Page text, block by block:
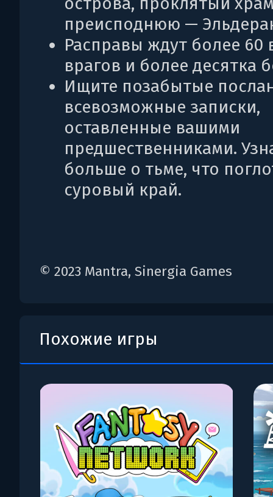
преисподнюю —
Расправы ждут более 60
врагов и более десятка
Ищите позабытые
всевозможные записки,
оставленные вашими
предшественниками.
больше о тьме, что
суровый край.
© 2023 Mantra, Sinergia Games
Похожие игры